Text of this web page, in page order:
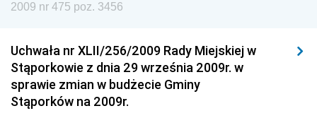
Dziennik Urzędowy Urzędu Patentowego
Dziennik Urzędowy Generalnej Dyrekcji Dróg
Krajowych i Autostrad
Dziennik Urzędowy Ministra Środowiska
2009 nr 475 poz. 3456
Uchwała nr XLII/256/2009 Rady Miejskiej w
Stąporkowie z dnia 29 września 2009r. w
sprawie zmian w budżecie Gminy
Stąporków na 2009r.